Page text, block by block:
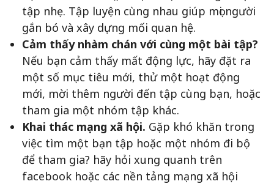
tập nhẹ. Tập luyện cùng nhau giúp mọi người
gắn bó và xây dựng mối quan hệ.
Cảm thấy nhàm chán với cùng một bài tập?
Nếu bạn cảm thấy mất động lực, hãy đặt ra
một số mục tiêu mới, thử một hoạt động
mới, mời thêm người đến tập cùng bạn, hoặc
tham gia một nhóm tập khác.
Khai thác mạng xã hội. Gặp khó khăn trong
việc tìm một bạn tập hoặc một nhóm đi bộ
để tham gia? hãy hỏi xung quanh trên
facebook hoặc các nền tảng mạng xã hội